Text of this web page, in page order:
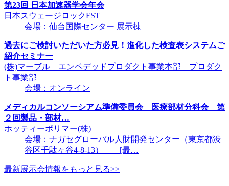
第23回 日本加速器学会年会
日本スウェージロックFST
会場：仙台国際センター 展示棟
過去にご検討いただいた方必見！進化した検査表システムご
紹介セミナー
(株)マーブル エンベデッドプロダクト事業本部 プロダク
ト事業部
会場：オンライン
メディカルコンソーシアム準備委員会 医療部材分科会 第
２回製品・部材…
ホッティーポリマー(株)
会場：ナガセグローバル人財開発センター（東京都渋
谷区千駄ヶ谷4-8-13） [最…
最新展示会情報をもっと見る>>